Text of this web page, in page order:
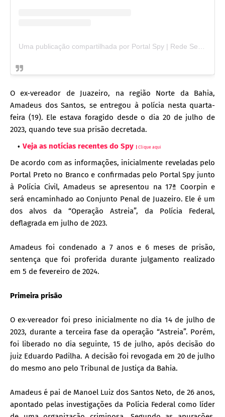
O ex-vereador de Juazeiro, na região Norte da Bahia,
Amadeus dos Santos, se entregou à polícia nesta quarta-
feira (19). Ele estava foragido desde o dia 20 de julho de
2023, quando teve sua prisão decretada.
Veja as notícias recentes do Spy
Clique aqui
De acordo com as informações, inicialmente reveladas pelo
Portal Preto no Branco e confirmadas pelo Portal Spy junto
à Polícia Civil, Amadeus se apresentou na 17ª Coorpin e
será encaminhado ao Conjunto Penal de Juazeiro. Ele é um
dos alvos da “Operação Astreia”, da Polícia Federal,
deflagrada em julho de 2023.
Amadeus foi condenado a 7 anos e 6 meses de prisão,
sentença que foi proferida durante julgamento realizado
em 5 de fevereiro de 2024.
Primeira prisão
O ex-vereador foi preso inicialmente no dia 14 de julho de
2023, durante a terceira fase da operação “Astreia”. Porém,
foi liberado no dia seguinte, 15 de julho, após decisão do
juiz Eduardo Padilha. A decisão foi revogada em 20 de julho
do mesmo ano pelo Tribunal de Justiça da Bahia.
Amadeus é pai de Manoel Luiz dos Santos Neto, de 26 anos,
apontado pelas investigações da Polícia Federal como líder